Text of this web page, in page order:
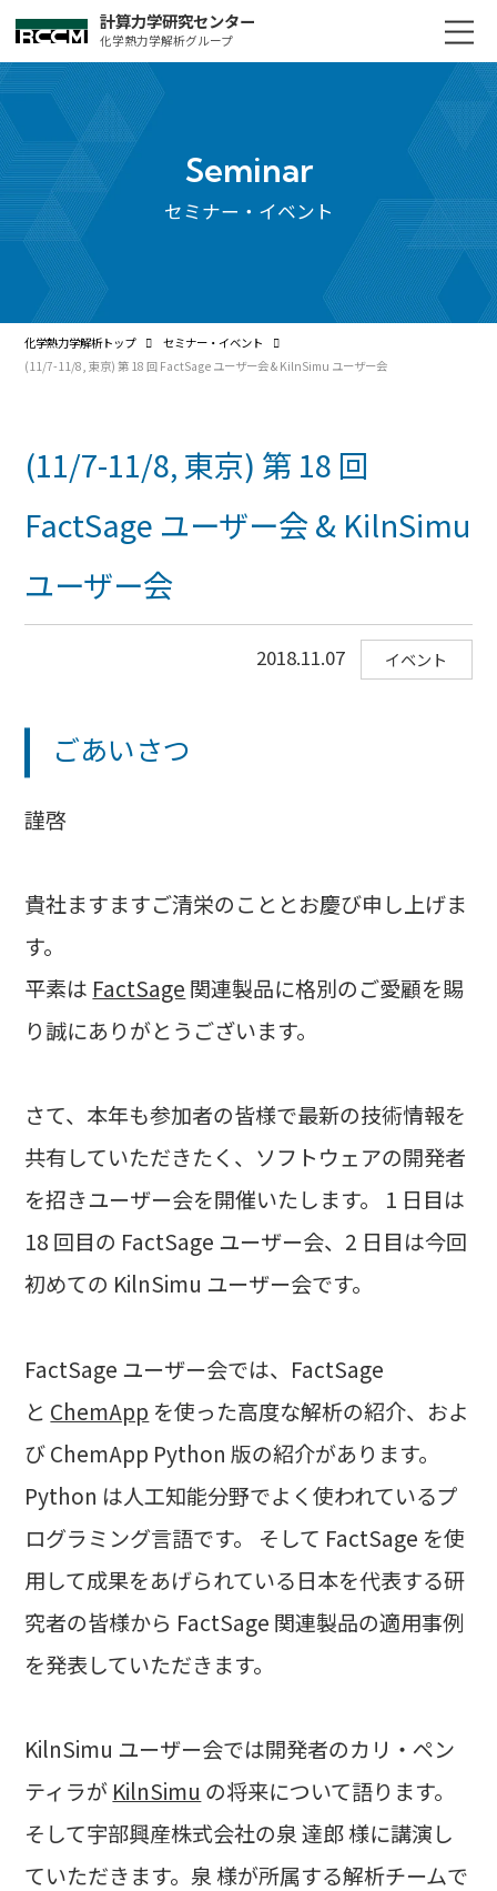
計算力学研究センター
化学熱力学解析グループ
Seminar
セミナー・イベント
化学熱力学解析トップ
セミナー・イベント
(11/7-11/8, 東京) 第 18 回 FactSage ユーザー会 & KilnSimu ユーザー会
(11/7-11/8, 東京) 第 18 回
FactSage ユーザー会 & KilnSimu
ユーザー会
2018.11.07 イベント
ごあいさつ
謹啓
貴社ますますご清栄のこととお慶び申し上げま
す。
平素は FactSage 関連製品に格別のご愛顧を賜
り誠にありがとうございます。
さて、本年も参加者の皆様で最新の技術情報を
共有していただきたく、ソフトウェアの開発者
を招きユーザー会を開催いたします。 1 日目は
18 回目の FactSage ユーザー会、2 日目は今回
初めての KilnSimu ユーザー会です。
FactSage ユーザー会では、FactSage
と ChemApp を使った高度な解析の紹介、およ
び ChemApp Python 版の紹介があります。
Python は人工知能分野でよく使われているプ
ログラミング言語です。 そして FactSage を使
用して成果をあげられている日本を代表する研
究者の皆様から FactSage 関連製品の適用事例
を発表していただきます。
KilnSimu ユーザー会では開発者のカリ・ペン
ティラが KilnSimu の将来について語ります。
そして宇部興産株式会社の泉 達郎 様に講演し
ていただきます。泉 様が所属する解析チームで